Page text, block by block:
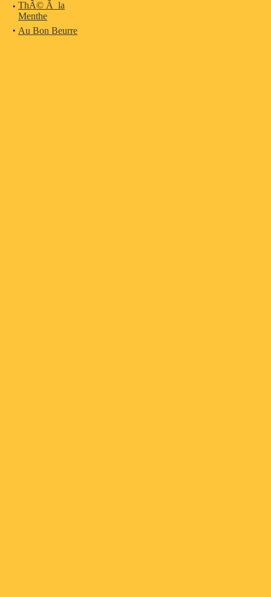
· ThÃ© Ã la
Menthe
· Au Bon Beurre